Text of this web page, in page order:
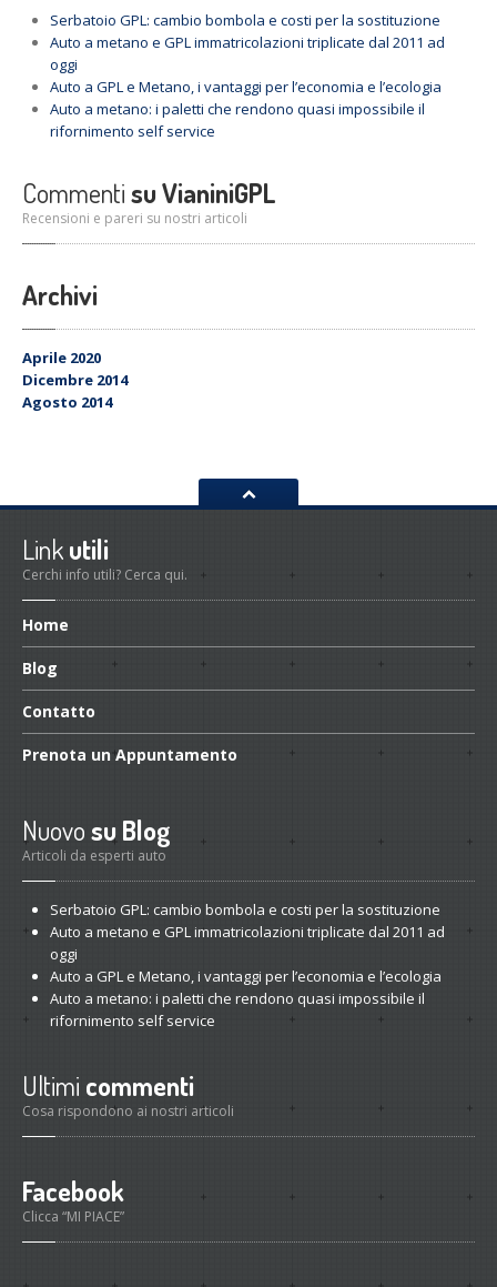
Serbatoio GPL: cambio bombola e costi per la sostituzione
Auto a metano e GPL immatricolazioni triplicate dal 2011 ad
oggi
Auto a GPL e Metano, i vantaggi per l’economia e l’ecologia
Auto a metano: i paletti che rendono quasi impossibile il
rifornimento self service
Commentisu VianiniGPL
Recensioni e pareri su nostri articoli
Archivi
Aprile 2020
Dicembre 2014
Agosto 2014
Linkutili
Cerchi info utili? Cerca qui.
Home
Blog
Contatto
Prenota un Appuntamento
Nuovosu Blog
Articoli da esperti auto
Serbatoio GPL: cambio bombola e costi per la sostituzione
Auto a metano e GPL immatricolazioni triplicate dal 2011 ad
oggi
Auto a GPL e Metano, i vantaggi per l’economia e l’ecologia
Auto a metano: i paletti che rendono quasi impossibile il
rifornimento self service
Ultimi commenti
Cosa rispondono ai nostri articoli
Facebook
Clicca “MI PIACE”